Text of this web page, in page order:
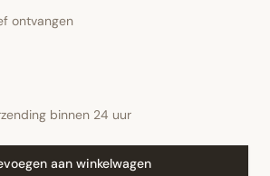
ontvangen
binnen 24 uur
aan winkelwagen